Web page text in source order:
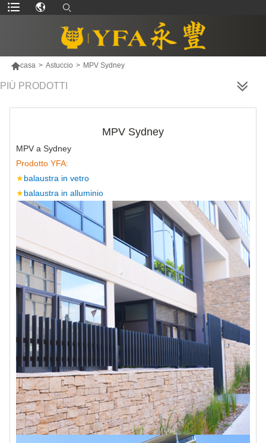
casa > Astuccio > MPV Sydney
PIÙ PRODOTTI
MPV Sydney
MPV a Sydney
Prodotto YFA:
★balaustra in vetro
★balaustra in alluminio